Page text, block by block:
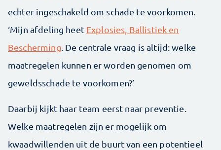
echter ingeschakeld om schade te voorkomen.
‘Mijn afdeling heet Explosies, Ballistiek en
Bescherming. De centrale vraag is altijd: welke
maatregelen kunnen er worden genomen om
geweldsschade te voorkomen?’
Daarbij kijkt haar team eerst naar preventie.
Welke maatregelen zijn er mogelijk om
kwaadwillenden uit de buurt van een potentieel